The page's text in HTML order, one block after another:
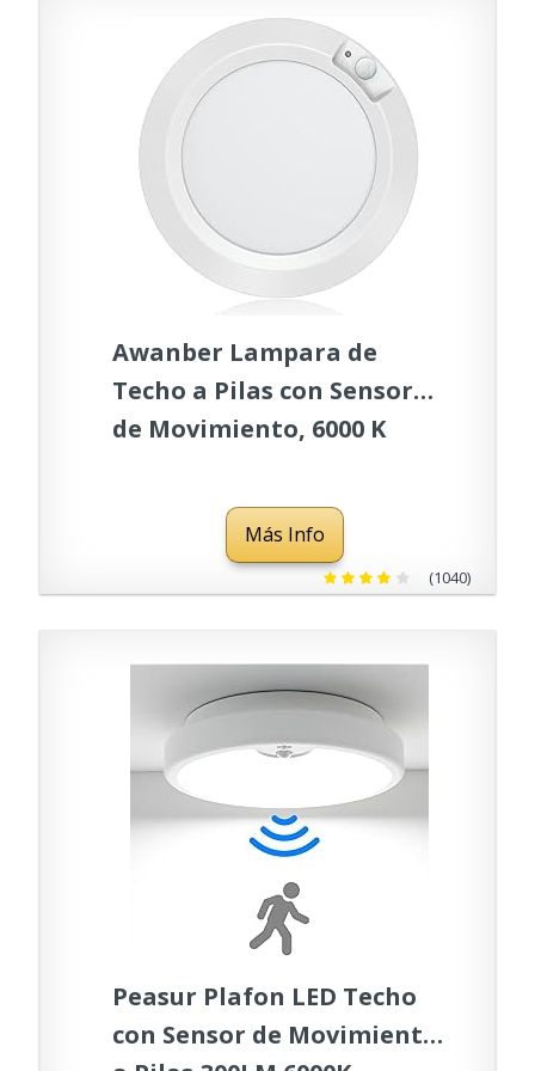
Blanco Frío
Awanber Lampara de
Techo a Pilas con Sensor
de Movimiento, 6000 K
Escalera Para Baño,
Despensa, Cocina,
Armario, Pasillo - Blanco
Más Info
(1040)
Peasur Plafon LED Techo
con Sensor de Movimiento